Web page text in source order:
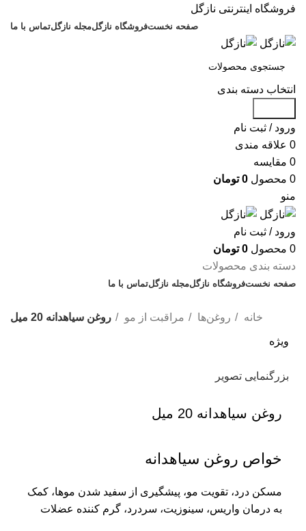
فروشگاه اینترنتی نازگل
صفحه نخستفروشگاه نازگلمجله نازگلتماس با ما
انتخاب دسته بندی
ورود / ثبت نام
0 علاقه مندی
0 مقایسه
0 محصول 0 تومان
منو
ورود / ثبت نام
0 محصول 0 تومان
دسته بندی محصولات
صفحه نخستفروشگاه نازگلمجله نازگلتماس با ما
خانه روغن‌ها مراقبت از مو روغن سیاهدانه 20 میل
ویژه
بزرگنمایی تصویر
روغن سیاهدانه 20 میل
خواص روغن سیاهدانه
مسکن درد، تقویت مو، پیشگیری از سفید شدن موها، کمک
به درمان واریس، سینوزیت، سردرد، گرم کننده عضلات